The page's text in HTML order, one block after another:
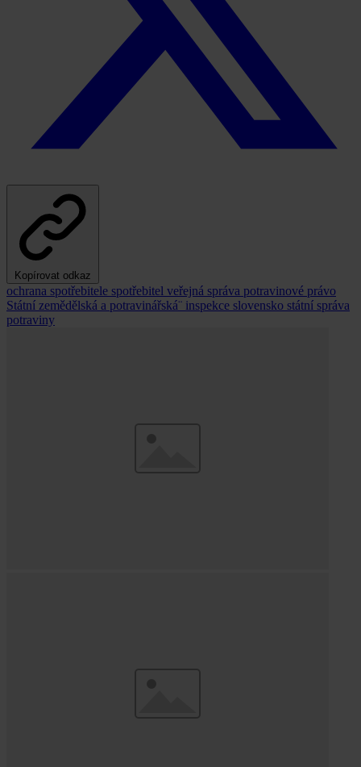
Kopírovat odkaz
ochrana spotřebitele spotřebitel veřejná správa potravinové právo
Státní zemědělská a potravinářská¨ inspekce slovensko státní správa
potraviny